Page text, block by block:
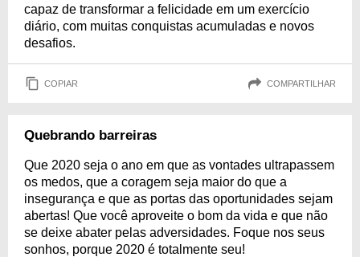
capaz de transformar a felicidade em um exercício
diário, com muitas conquistas acumuladas e novos
desafios.
COPIAR COMPARTILHAR
Quebrando barreiras
Que 2020 seja o ano em que as vontades ultrapassem
os medos, que a coragem seja maior do que a
insegurança e que as portas das oportunidades sejam
abertas! Que você aproveite o bom da vida e que não
se deixe abater pelas adversidades. Foque nos seus
sonhos, porque 2020 é totalmente seu!